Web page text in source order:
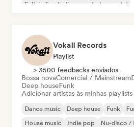
Folk indie
Indie pop Instrumental
Vokall Records
Playlist
> 3500 feedbacks enviados
Bossa novaComercial / Mainstream
Deep houseFunk
Adicionar artistas às minhas
Dance music Deep house Funk
House music
Indie pop Nu-disco /